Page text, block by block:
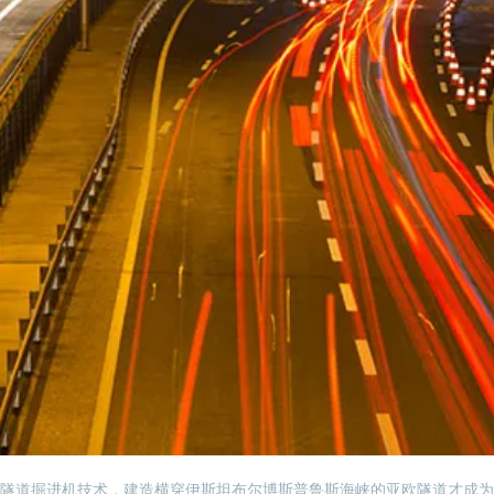
道掘进机技术，建造横穿伊斯坦布尔博斯普鲁斯海峡的亚欧隧道才成